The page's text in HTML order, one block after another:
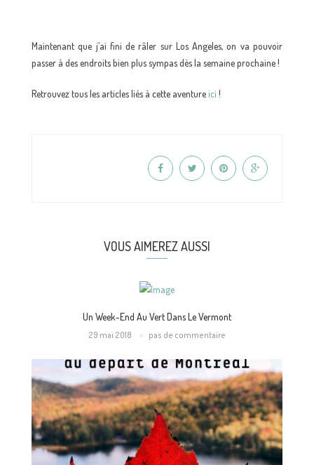
Maintenant que j’ai fini de râler sur Los Angeles, on va pouvoir
passer à des endroits bien plus sympas dès la semaine prochaine !
Retrouvez tous les articles liés à cette aventure ici !
VOUS AIMEREZ AUSSI
Un Week-End Au Vert Dans Le Vermont
29 mai 2018 pas de commentaire